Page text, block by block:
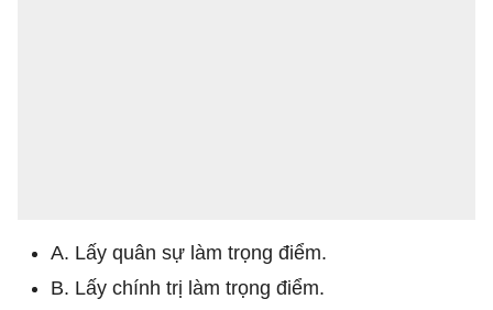
A. Lấy quân sự làm trọng điểm.
B. Lấy chính trị làm trọng điểm.